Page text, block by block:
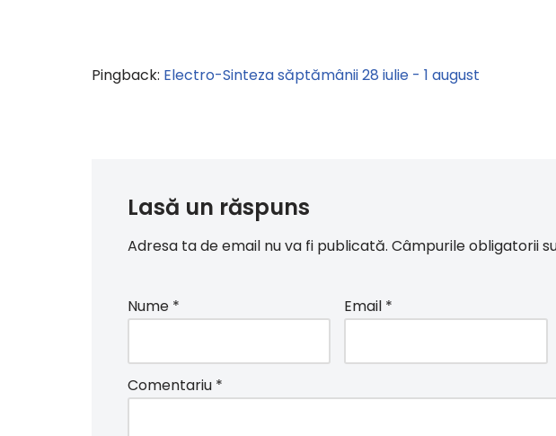
Pingback: Electro-Sinteza săptămânii 28 iulie - 1 august
Lasă un răspuns
Adresa ta de email nu va fi publicată. Câmpurile obligatorii
Nume * Email *
Comentariu *